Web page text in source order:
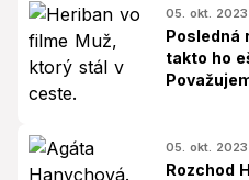
05. okt.
Posledná
takto ho
05. okt. 2023
Rozchod